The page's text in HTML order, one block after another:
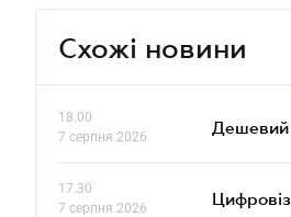
Схожі новини
18.00
7 серпня 2026
Дешевий
17.30
7 серпня 2026